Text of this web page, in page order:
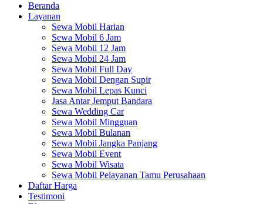
Beranda
Layanan
Sewa Mobil Harian
Sewa Mobil 6 Jam
Sewa Mobil 12 Jam
Sewa Mobil 24 Jam
Sewa Mobil Full Day
Sewa Mobil Dengan Supir
Sewa Mobil Lepas Kunci
Jasa Antar Jemput Bandara
Sewa Wedding Car
Sewa Mobil Mingguan
Sewa Mobil Bulanan
Sewa Mobil Jangka Panjang
Sewa Mobil Event
Sewa Mobil Wisata
Sewa Mobil Pelayanan Tamu Perusahaan
Daftar Harga
Testimoni